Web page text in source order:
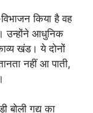
किया है वह
उन्होंने आधुनिक
खंड। ये दोनों
नहीं आ पाती,
बोली गद्य का